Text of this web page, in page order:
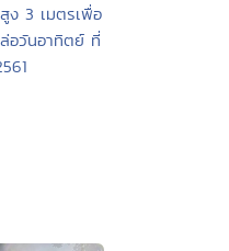
ง 3 เมตรเพื่อ
อวันอาทิตย์ ที่